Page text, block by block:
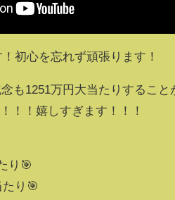
初心を忘れず頑張ります！
も1251万円大当たりするこ
！！嬉しすぎます！！！
り🎯
り🎯